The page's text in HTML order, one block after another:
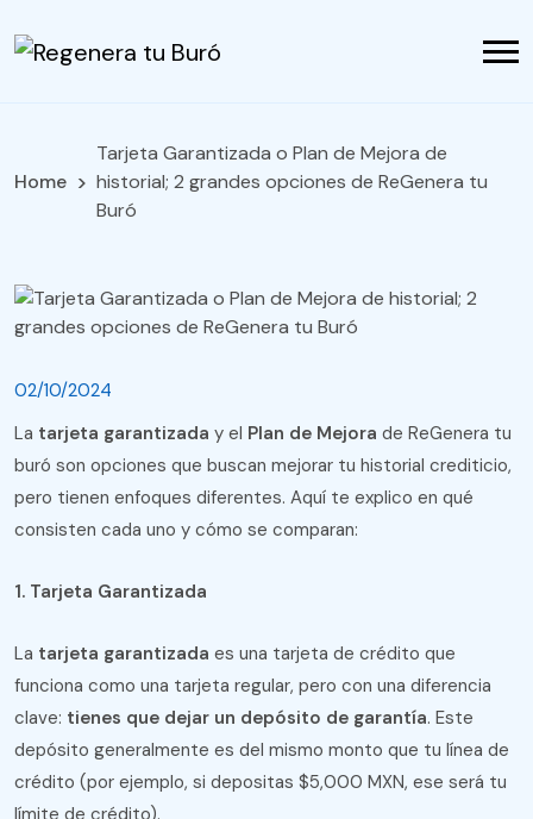
Home
Tarjeta Garantizada o Plan de Mejora de
historial; 2 grandes opciones de ReGenera tu
Buró
02/10/2024
La tarjeta garantizada y el Plan de Mejora de ReGenera tu
buró son opciones que buscan mejorar tu historial crediticio,
pero tienen enfoques diferentes. Aquí te explico en qué
consisten cada uno y cómo se comparan:
1. Tarjeta Garantizada
La tarjeta garantizada es una tarjeta de crédito que
funciona como una tarjeta regular, pero con una diferencia
clave: tienes que dejar un depósito de garantía. Este
depósito generalmente es del mismo monto que tu línea de
crédito (por ejemplo, si depositas $5,000 MXN, ese será tu